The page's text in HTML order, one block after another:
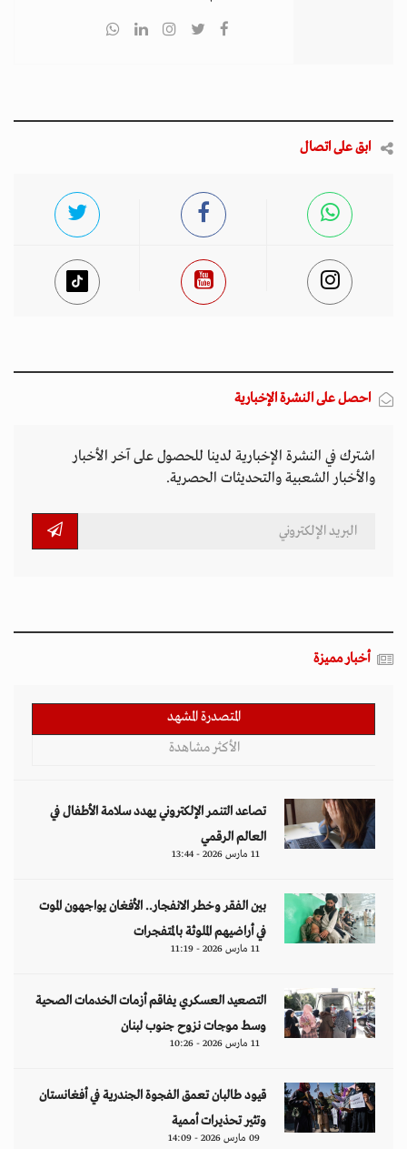
ابق على اتصال
احصل على النشرة الإخبارية
اشترك في النشرة الإخبارية لدينا للحصول على آخر الأخبار
والأخبار الشعبية والتحديثات الحصرية.
أخبار مميزة
المتصدرة المشهد
الأكثر مشاهدة
تصاعد التنمر الإلكتروني يهدد سلامة الأطفال في
العالم الرقمي
11 مارس 2026 - 13:44
بين الفقر وخطر الانفجار.. الأفغان يواجهون الموت
في أراضيهم الملوثة بالمتفجرات
11 مارس 2026 - 11:19
التصعيد العسكري يفاقم أزمات الخدمات الصحية
وسط موجات نزوح جنوب لبنان
11 مارس 2026 - 10:26
قيود طالبان تعمق الفجوة الجندرية في أفغانستان
وتثير تحذيرات أممية
09 مارس 2026 - 14:09